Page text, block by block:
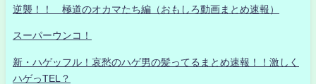
逆襲！！ 極道のオカマたち編（おもしろ動画まとめ速報）
スーパーウンコ！
新・ハゲッフル！哀愁のハゲ男の髪ってるまとめ速報！！激しく
ハゲっTEL？